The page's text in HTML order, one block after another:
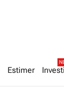
Estimer